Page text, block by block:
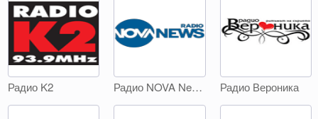
Радио K2 Радио NOVA News Радио Вероника